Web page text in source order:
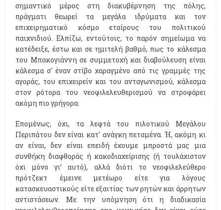
σημαντικό μέρος στη διακυβέρνηση της πόλης,
πράγματι θεωρεί τα μεγάλα ιδρύματα και τον
επιχειρηματικό κόσμο εταίρους του πολιτικού
παιχνιδιού. Ελπίζω, εντούτοις, το παρόν σημείωμα να
κατέδειξε, έστω και σε ημιτελή βαθμό, πως το κάλεσμα
του Μπακογιάννη σε συμμετοχή και διαβούλευση είναι
κάλεσμα σ' έναν στίβο χαραγμένο από τις γραμμές της
αγοράς, του επιχειρείν και του ανταγωνισμού, κάλεσμα
στον ρότορα του νεοφιλελευθερισμού να στροφάρει
ακόμη πιο γρήγορα.
Επομένως, όχι, τα λεφτά του πιλοτικού Μεγάλου
Περιπάτου δεν είναι κατ' ανάγκη πεταμένα. Ή, ακόμη κι
αν είναι, δεν είναι επειδή έχουμε μπροστά μας μια
συνθήκη διαφθοράς ή κακοδιαχείρισης (ή τουλάχιστον
όχι μόνο γι’ αυτό), αλλά διότι το νεοφιλελεύθερο
πρότζεκτ έμεινε μετέωρο είτε για λόγους
κατασκευαστικούς είτε εξαιτίας των ρητών και άρρητων
αντιστάσεων. Με την υπόμνηση ότι η διαδικασία